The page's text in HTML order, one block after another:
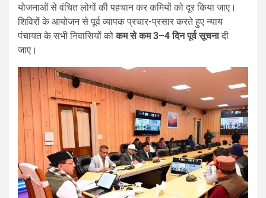
योजनाओं से वंचित लोगों की पहचान कर कमियों को दूर किया जाए।
शिविरों के आयोजन से पूर्व व्यापक प्रचार-प्रसार करते हुए न्याय
पंचायत के सभी निवासियों कोकम से कम 3–4 दिन पूर्व सूचनादी
जाए।